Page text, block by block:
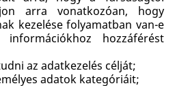
arra vonatkozóan, hogy
kezelése folyamatban van-e
hozzáférést
az adatkezelés célját;
adatok kategóriáit;